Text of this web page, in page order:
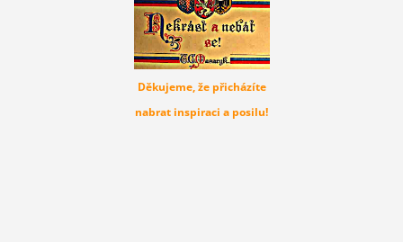
Děkujeme, že přicházíte
nabrat inspiraci a posilu!